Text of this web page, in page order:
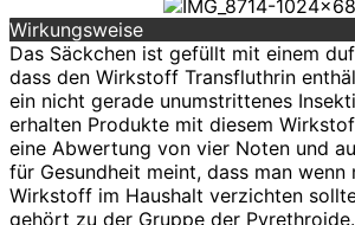
Wirkungsweise
Das Säckchen ist gefüllt mit einem
dass den Wirkstoff Transfluthrin
ein nicht gerade unumstrittenes
erhalten Produkte mit diesem
eine Abwertung von vier Noten und
für Gesundheit meint, dass man
Wirkstoff im Haushalt verzichten
gehört zu der Gruppe der